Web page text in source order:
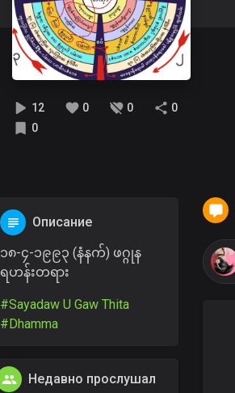
12 0 0
0
0
Описание
၁၈-၄-၁၉၉၃ (နံနက်) ဖဂ္ဂုန
ရဟန်းတရား
#Sayadaw U Gaw Thita
#Dhamma
Недавно прослушал